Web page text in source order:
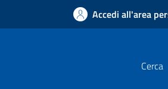
Accedi all'area
Cerca